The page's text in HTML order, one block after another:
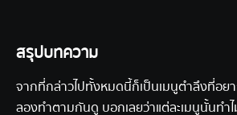
สรุปบทความ
จากที่กล่าวไปทั้งหมดนี้ก็เป็นเมนูตำลึงที่อยา
ลองทำตามกันดู บอกเลยว่าแต่ละเมนูนั้นทำ